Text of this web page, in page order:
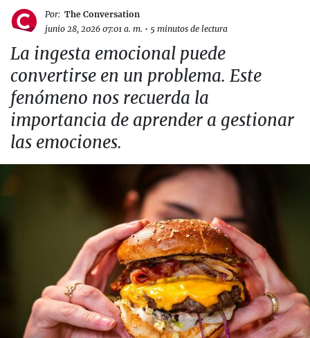
Por: The Conversation
junio 28, 2026 07:01 a. m. • 5 minutos de lectura
La ingesta emocional puede
convertirse en un problema. Este
fenómeno nos recuerda la
importancia de aprender a gestionar
las emociones.